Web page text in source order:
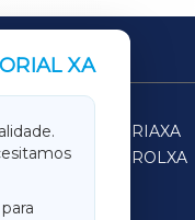
XA
para
SARRIAXA
FERROLXA